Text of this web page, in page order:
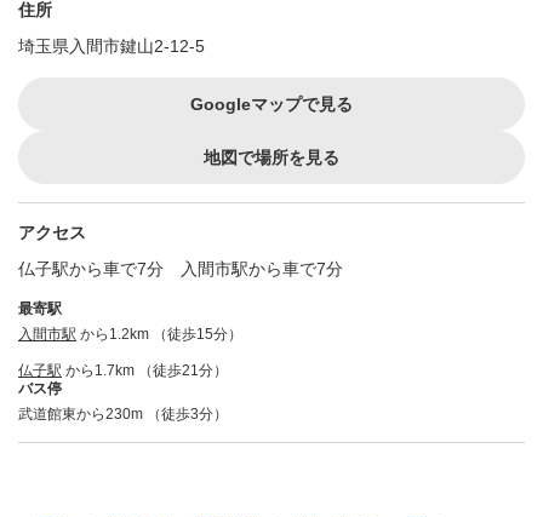
住所
埼玉県入間市鍵山2-12-5
Googleマップで見る
地図で場所を見る
アクセス
仏子駅から車で7分 入間市駅から車で7分
最寄駅
入間市駅 から1.2km （徒歩15分）
仏子駅 から1.7km （徒歩21分）
バス停
武道館東から230m （徒歩3分）